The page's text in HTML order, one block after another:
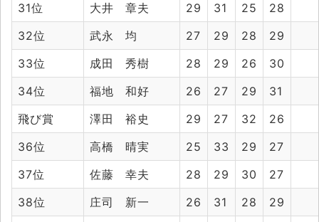
31位
大井 章夫 29 31 25
28
32位
武永 均 27 29 28
29
33位
成田 秀樹 28 29 26
30
34位
福地 和好 26 27 29
31
飛び賞
澤田 裕史 29 27 32
26
36位
高橋 晴実 25 33 29
27
37位
佐藤 幸夫 28 29 30
27
38位
庄司 新一 26 31 28
29